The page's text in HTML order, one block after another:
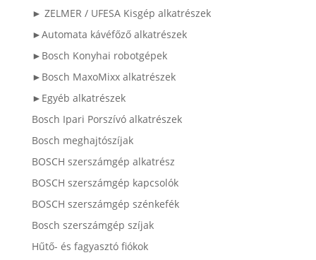
► ZELMER / UFESA Kisgép alkatrészek
►Automata kávéfőző alkatrészek
►Bosch Konyhai robotgépek
►Bosch MaxoMixx alkatrészek
►Egyéb alkatrészek
Bosch Ipari Porszívó alkatrészek
Bosch meghajtószíjak
BOSCH szerszámgép alkatrész
BOSCH szerszámgép kapcsolók
BOSCH szerszámgép szénkefék
Bosch szerszámgép szíjak
Hűtő- és fagyasztó fiókok